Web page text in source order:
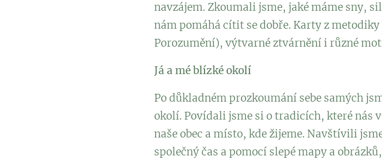
navzájem. Zkoumali jsme, jaké máme sny,
nám pomáhá cítit se dobře. Karty z
Porozumění), výtvarné ztvárnění i různé
Já a mé blízké okolí
Po důkladném prozkoumání sebe samých
okolí. Povídali jsme si o tradicích, které nás
naše obec a místo, kde žijeme. Navštívili
společný čas a pomocí slepé mapy a